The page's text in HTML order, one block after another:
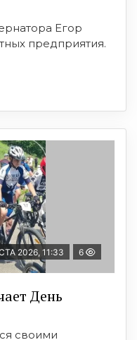
Егор
предприятия.
2026, 11:33 6
День
своими